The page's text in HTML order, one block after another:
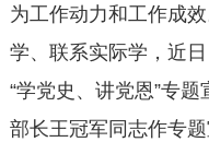
为工作动力和工作成
学、联系实际学，近
“学党史、讲党恩”专
部长王冠军同志作专